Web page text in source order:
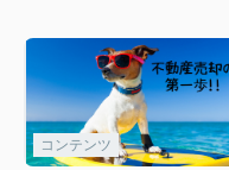
コンテンツ